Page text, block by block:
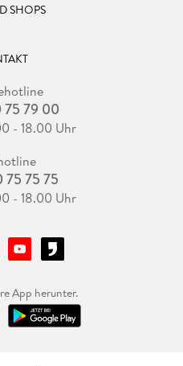
. . . 178
184
. . . 188
. 191
198
SHOPS
79 00
- 18.00 Uhr
75 75
- 18.00 Uhr
App herunter.